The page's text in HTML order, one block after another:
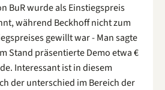
BuR wurde als Einstiegspreis
während Beckhoff nicht zum
gewillt war - Man sagte
Stand präsentierte Demo etwa €
Interessant ist in diesem
der unterschied im Bereich der